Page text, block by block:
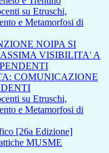
su Etruschi,
e Metamorfosi di
NOIPA SI
VISIBILITA' A
COMUNICAZIONE
su Etruschi,
e Metamorfosi di
[26a Edizione]
MUSME